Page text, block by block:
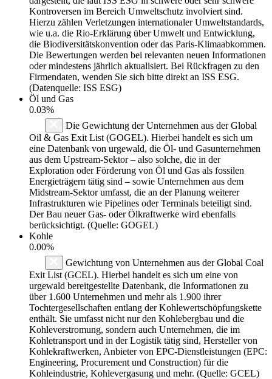
Kontroversen im Bereich Umweltschutz involviert sind.
Hierzu zählen Verletzungen internationaler Umweltstandards,
wie u.a. die Rio-Erklärung über Umwelt und Entwicklung,
die Biodiversitätskonvention oder das Paris-Klimaabkommen.
Die Bewertungen werden bei relevanten neuen Informationen
oder mindestens jährlich aktualisiert. Bei Rückfragen zu den
Firmendaten, wenden Sie sich bitte direkt an ISS ESG.
(Datenquelle: ISS ESG)
Öl und Gas
0.03%
Die Gewichtung der Unternehmen aus der Global
Oil & Gas Exit List (GOGEL). Hierbei handelt es sich um
eine Datenbank von urgewald, die Öl- und Gasunternehmen
aus dem Upstream-Sektor – also solche, die in der
Exploration oder Förderung von Öl und Gas als fossilen
Energieträgern tätig sind – sowie Unternehmen aus dem
Midstream-Sektor umfasst, die an der Planung weiterer
Infrastrukturen wie Pipelines oder Terminals beteiligt sind.
Der Bau neuer Gas- oder Ölkraftwerke wird ebenfalls
berücksichtigt. (Quelle: GOGEL)
Kohle
0.00%
Gewichtung von Unternehmen aus der Global Coal
Exit List (GCEL). Hierbei handelt es sich um eine von
urgewald bereitgestellte Datenbank, die Informationen zu
über 1.600 Unternehmen und mehr als 1.900 ihrer
Tochtergesellschaften entlang der Kohlewertschöpfungskette
enthält. Sie umfasst nicht nur den Kohlebergbau und die
Kohleverstromung, sondern auch Unternehmen, die im
Kohletransport und in der Logistik tätig sind, Hersteller von
Kohlekraftwerken, Anbieter von EPC-Dienstleistungen (EPC:
Engineering, Procurement und Construction) für die
Kohleindustrie, Kohlevergasung und mehr. (Quelle: GCEL)